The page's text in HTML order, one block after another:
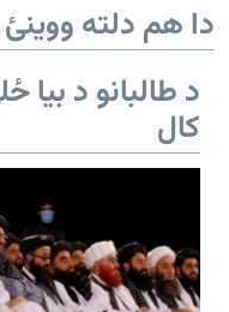
دا هم دلته ووینئ
د طالبانو د
کال